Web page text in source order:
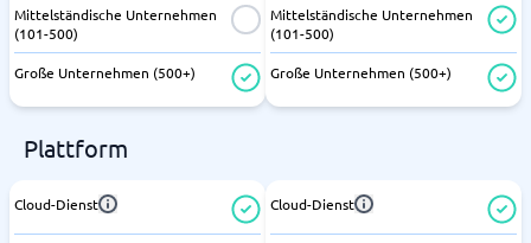
Mittelständische Unternehmen
(101-500)
Große Unternehmen (500+)
Mittelständische Unternehmen
(101-500)
Große Unternehmen (500+)
Plattform
Cloud-Dienst Cloud-Dienst